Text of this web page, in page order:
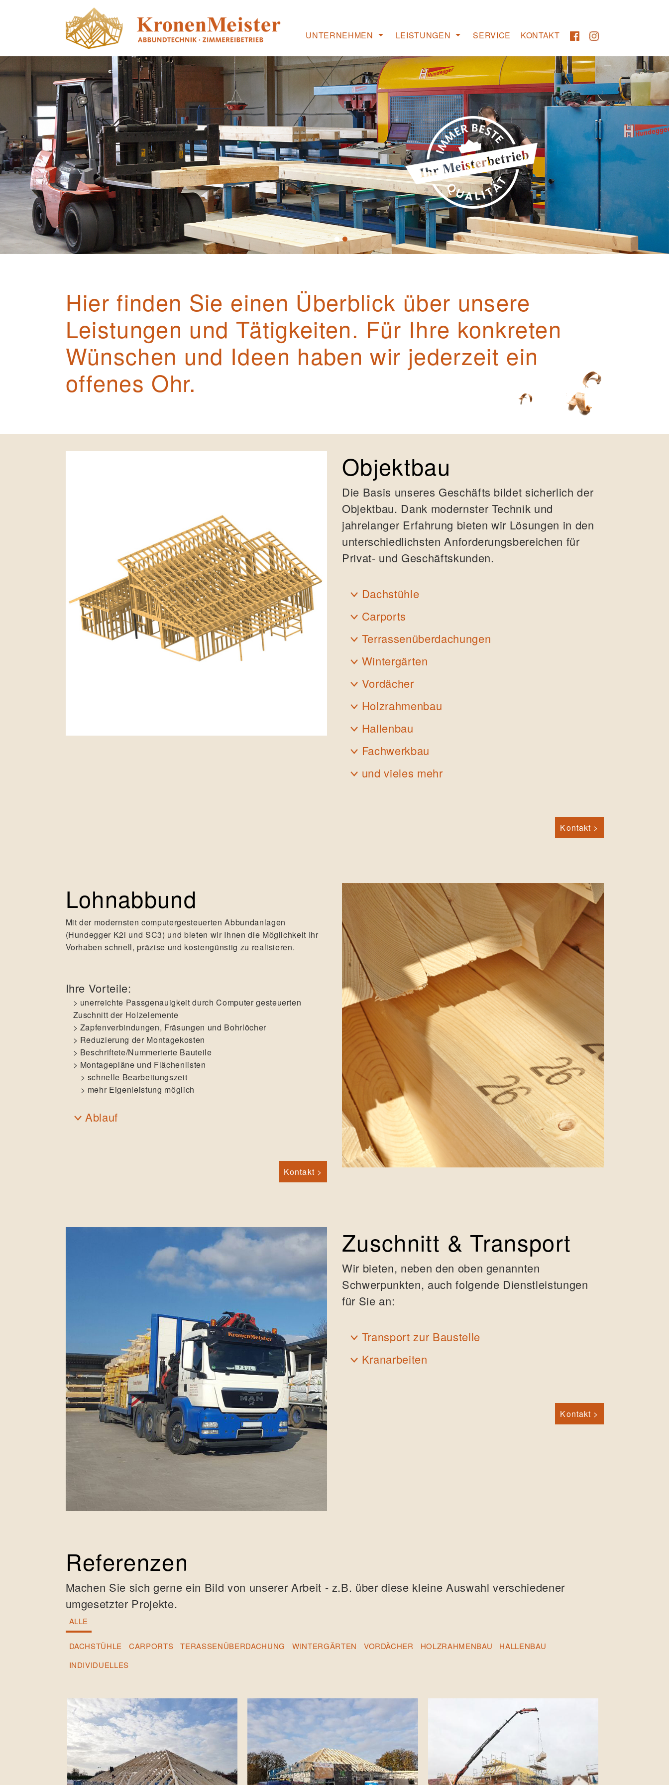
UNTERNEHMEN
Willkommen
Was wir machen
Unsere Werte
Unser Team
Die Geschäftsführung
LEISTUNGEN
Objektbau
Lohnabbund
Zuschnitt & Transport
Referenzen
SERVICE KONTAKT
Hier finden Sie einen Überblick über unsere
Leistungen und Tätigkeiten. Für Ihre konkreten
Wünschen und Ideen haben wir jederzeit ein
offenes Ohr.
Objektbau
Die Basis unseres Geschäfts bildet sicherlich der
Objektbau. Dank modernster Technik und
jahrelanger Erfahrung bieten wir Lösungen in den
unterschiedlichsten Anforderungsbereichen für
Privat- und Geschäftskunden.
Dachstühle
Carports
Terrassenüberdachungen
Wintergärten
Vordächer
Holzrahmenbau
Hallenbau
Fachwerkbau
und vieles mehr
Kontakt >
Lohnabbund
Mit der modernsten computergesteuerten Abbundanlagen
(Hundegger K2i und SC3) und bieten wir Ihnen die Möglichkeit Ihr
Vorhaben schnell, präzise und kostengünstig zu realisieren.
Ihre Vorteile:
unerreichte Passgenauigkeit durch Computer gesteuerten
Zuschnitt der Holzelemente
Zapfenverbindungen, Fräsungen und Bohrlöcher
Reduzierung der Montagekosten
Beschriftete/Nummerierte Bauteile
Montagepläne und Flächenlisten
schnelle Bearbeitungszeit
mehr Eigenleistung möglich
Ablauf
Kontakt >
Zuschnitt & Transport
Wir bieten, neben den oben genannten
Schwerpunkten, auch folgende Dienstleistungen
für Sie an:
Transport zur Baustelle
Kranarbeiten
Kontakt >
Referenzen
Machen Sie sich gerne ein Bild von unserer Arbeit - z.B. über diese kleine Auswahl verschiedener
umgesetzter Projekte.
ALLE
DACHSTÜHLE CARPORTS TERASSENÜBERDACHUNG WINTERGÄRTEN VORDÄCHER HOLZRAHMENBAU
HALLENBAU
INDIVIDUELLES